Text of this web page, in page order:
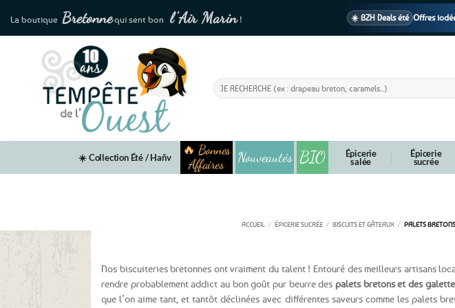
contenu
La boutique Bretonnequi sent bon l'Air Marin! ☀️ BZH Deals été Offres
Recherche
pour :
☀️ Collection Été / Hañv
🔥 Bonnes
Affaires
Nouveautés BIO Épicerie
salée
Épicerie
sucrée
ACCUEIL / ÉPICERIE SUCRÉE / BISCUITS ET GÂTEAUX / PALETS
Nos biscuiteries bretonnes ont vraiment du talent ! Entouré des meilleurs artisans
rendre probablement addict au bon goût pur beurre des palets bretons et des
que l’on aime tant, et tantôt déclinées avec différentes saveurs comme les palets